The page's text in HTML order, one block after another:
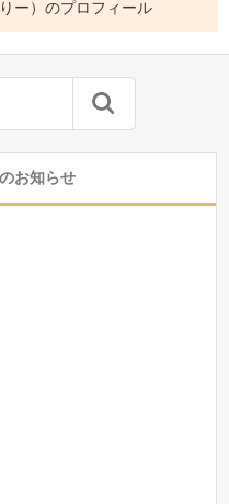
ー）のプロフィール
お知らせ